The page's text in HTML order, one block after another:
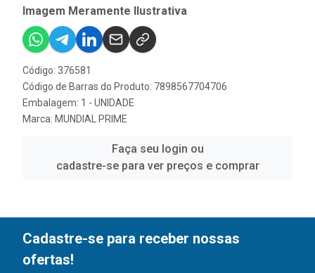
Imagem Meramente Ilustrativa
Código: 376581
Código de Barras do Produto: 7898567704706
Embalagem: 1 - UNIDADE
Marca: MUNDIAL PRIME
Faça seu login ou
cadastre-se para ver preços e comprar
Cadastre-se para receber nossas
ofertas!